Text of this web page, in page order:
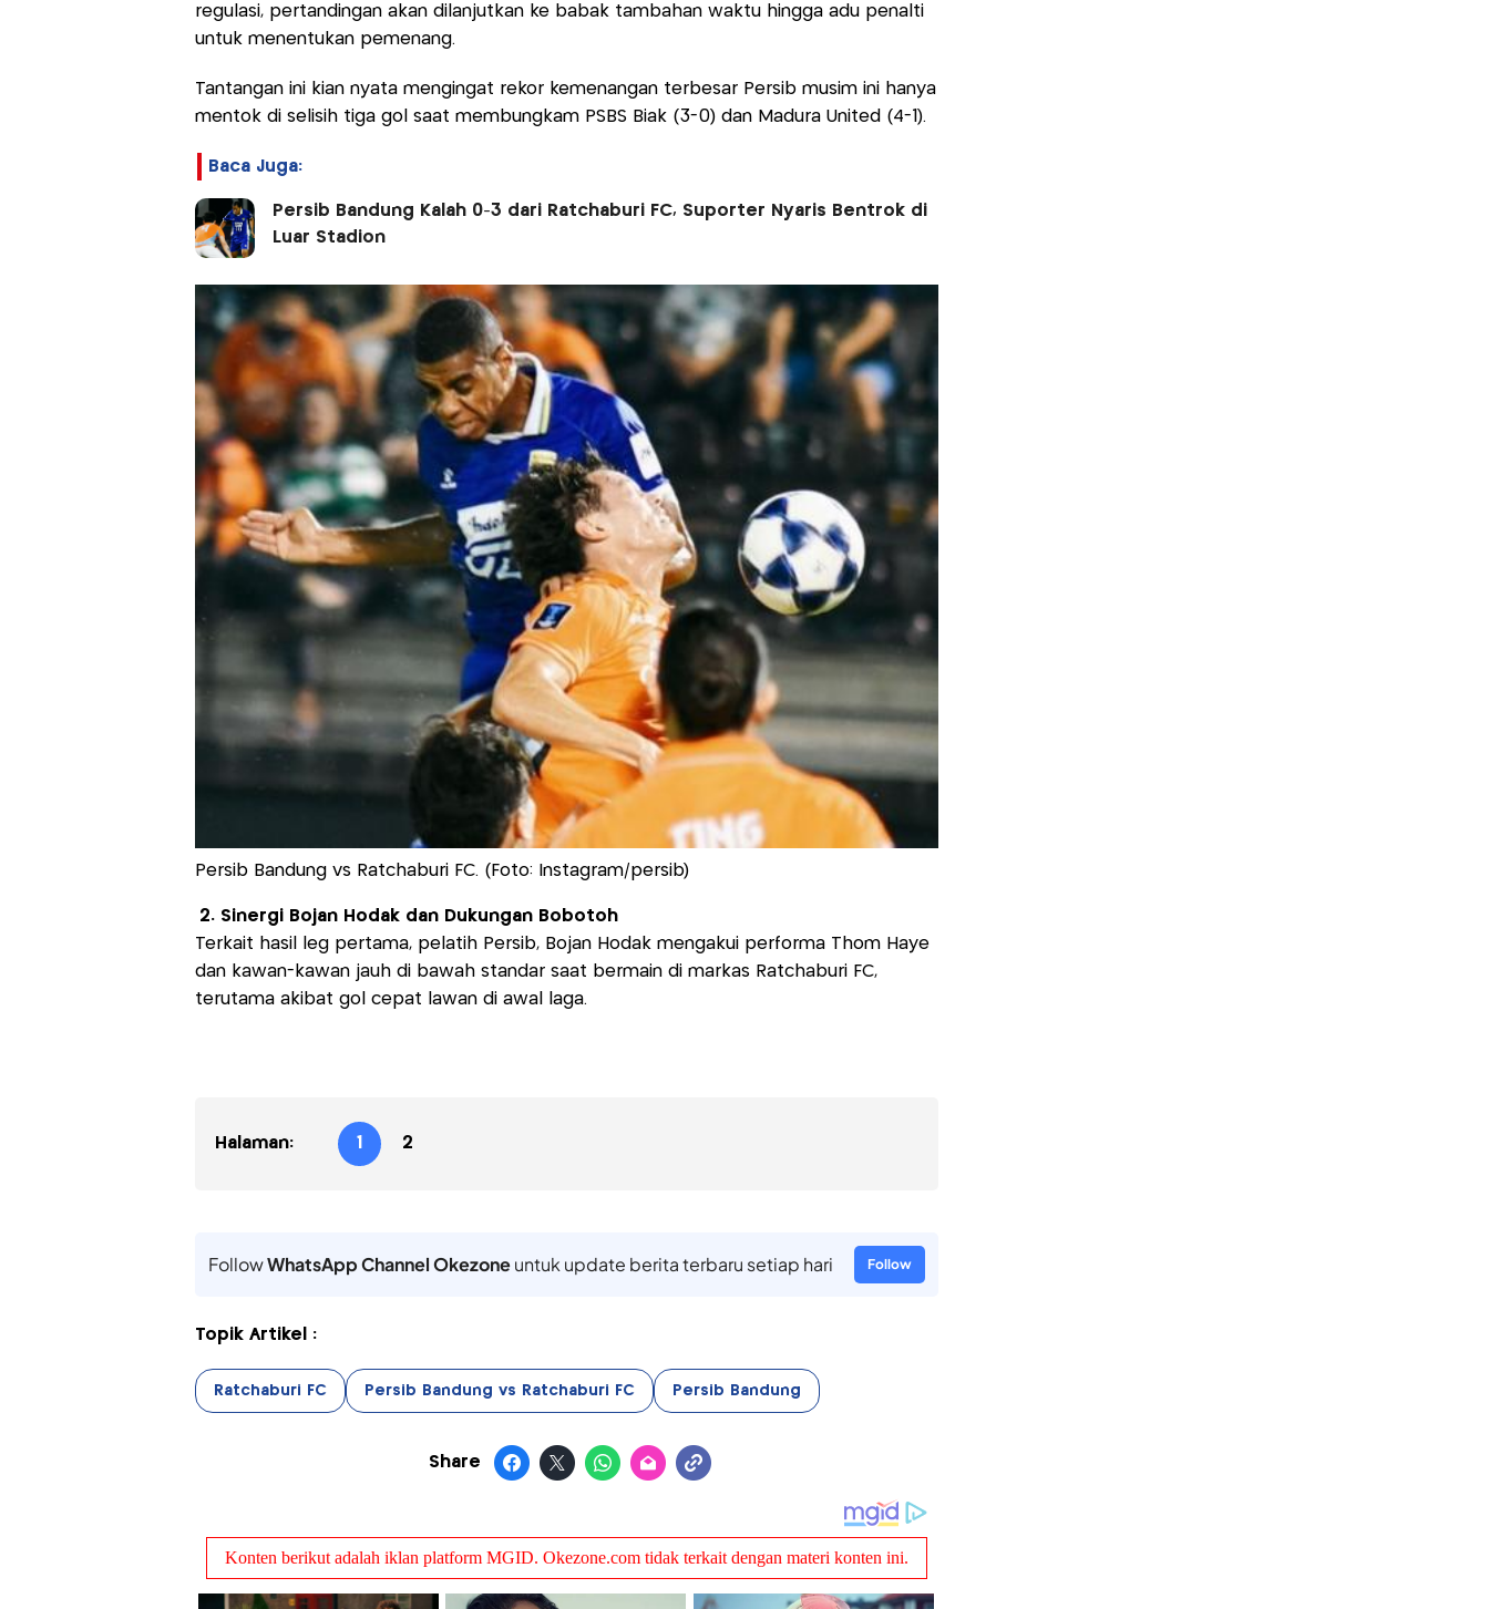
regulasi, pertandingan akan dilanjutkan ke babak tambahan waktu hingga adu penalti
untuk menentukan pemenang.
Tantangan ini kian nyata mengingat rekor kemenangan terbesar Persib musim ini hanya
mentok di selisih tiga gol saat membungkam PSBS Biak (3-0) dan Madura United (4-1).
Baca Juga:
Persib Bandung Kalah 0-3 dari Ratchaburi FC, Suporter Nyaris Bentrok di
Luar Stadion
Persib Bandung vs Ratchaburi FC. (Foto: Instagram/persib)
2. Sinergi Bojan Hodak dan Dukungan Bobotoh
Terkait hasil leg pertama, pelatih Persib, Bojan Hodak mengakui performa Thom Haye
dan kawan-kawan jauh di bawah standar saat bermain di markas Ratchaburi FC,
terutama akibat gol cepat lawan di awal laga.
Halaman: 1 2
FollowWhatsApp Channel Okezoneuntuk update berita terbaru setiap hari Follow
Topik Artikel :
Ratchaburi FC Persib Bandung vs Ratchaburi FC Persib Bandung
Share